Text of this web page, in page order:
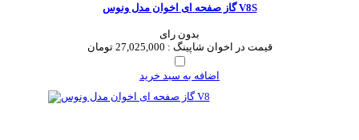
گاز صفحه ای اخوان مدل ونوس V8S
بدون رای
قیمت در اخوان شاپینگ : 27,025,000 تومان
اضافه به سبد خرید